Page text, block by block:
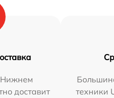
доставит
техники